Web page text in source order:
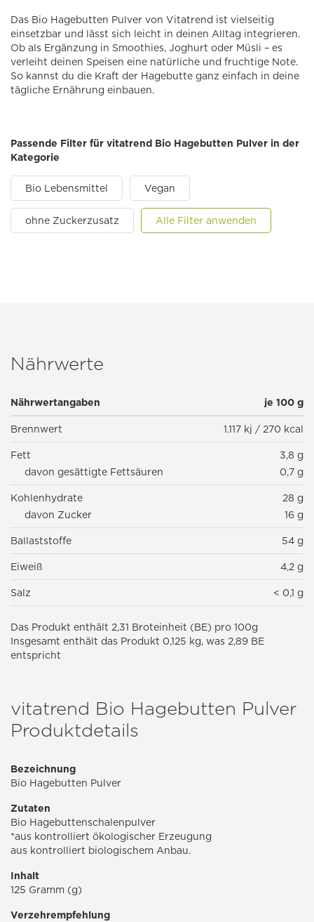
Das Bio Hagebutten Pulver von Vitatrend ist vielseitig
einsetzbar und lässt sich leicht in deinen Alltag integrieren.
Ob als Ergänzung in Smoothies, Joghurt oder Müsli – es
verleiht deinen Speisen eine natürliche und fruchtige Note.
So kannst du die Kraft der Hagebutte ganz einfach in deine
tägliche Ernährung einbauen.
Passende Filter für vitatrend Bio Hagebutten Pulver in der
Kategorie
Bio Lebensmittel Vegan
ohne Zuckerzusatz Alle Filter anwenden
Nährwerte
Nährwertangaben je 100 g
Brennwert 1.117 kj / 270 kcal
Fett
3,8 g
davon gesättigte Fettsäuren
0,7 g
Kohlenhydrate
28 g
davon Zucker
16 g
Ballaststoffe 54 g
Eiweiß 4,2 g
Salz < 0,1 g
Das Produkt enthält 2,31 Broteinheit (BE) pro 100g
Insgesamt enthält das Produkt 0,125 kg, was 2,89 BE
entspricht
vitatrend Bio Hagebutten Pulver
Produktdetails
Bezeichnung
Bio Hagebutten Pulver
Zutaten
Bio Hagebuttenschalenpulver
*aus kontrolliert ökologischer Erzeugung
aus kontrolliert biologischem Anbau.
Inhalt
125 Gramm (g)
Verzehrempfehlung